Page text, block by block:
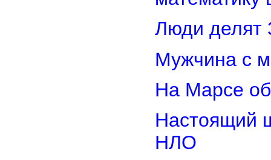
Люди делят
Мужчина с
На Марсе
Настоящий
НЛО